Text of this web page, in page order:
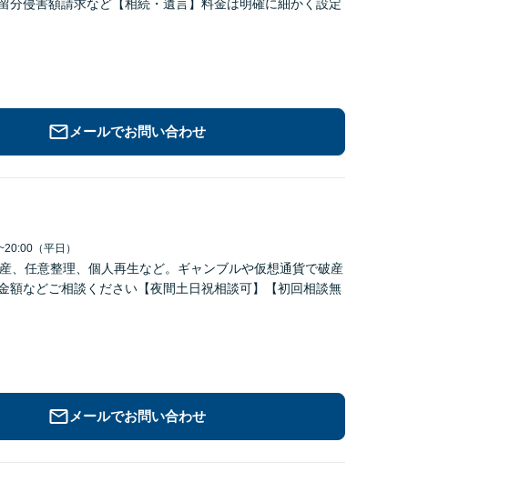
侵害額請求など【相続・遺言】料金は明確に細かく設定
メールでお問い合わせ
（平日）
、任意整理、個人再生など。ギャンブルや仮想通貨で破産
額などご相談ください【夜間土日祝相談可】【初回相談無
メールでお問い合わせ